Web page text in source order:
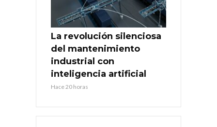
La revolución silenciosa
del mantenimiento
industrial con
inteligencia artificial
Hace 20 horas